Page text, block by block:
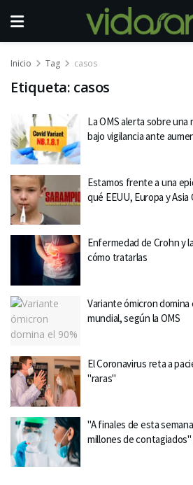
Inicio Tag casos
Etiqueta: casos
La OMS alerta sobre
bajo vigilancia ante
Estamos frente a una
qué EEUU, Europa y
Enfermedad de Crohn y
cómo tratarlas
Variante ómicron domina
mundial, según la OMS
El Coronavirus reta a
"raras"
"A finales de esta
millones de contagiados"